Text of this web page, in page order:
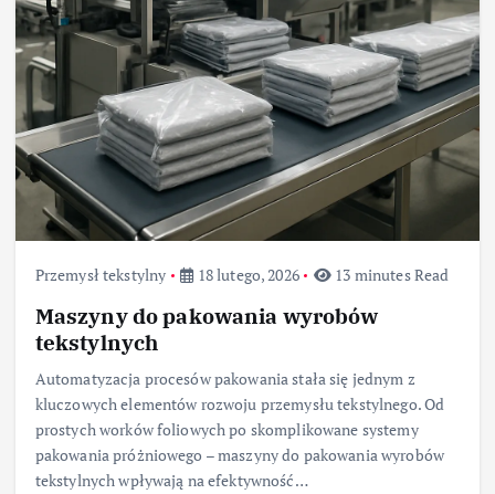
Przemysł tekstylny 18 lutego, 2026 13 minutes Read
Maszyny do pakowania wyrobów
tekstylnych
Automatyzacja procesów pakowania stała się jednym z
kluczowych elementów rozwoju przemysłu tekstylnego. Od
prostych worków foliowych po skomplikowane systemy
pakowania próżniowego – maszyny do pakowania wyrobów
tekstylnych wpływają na efektywność…